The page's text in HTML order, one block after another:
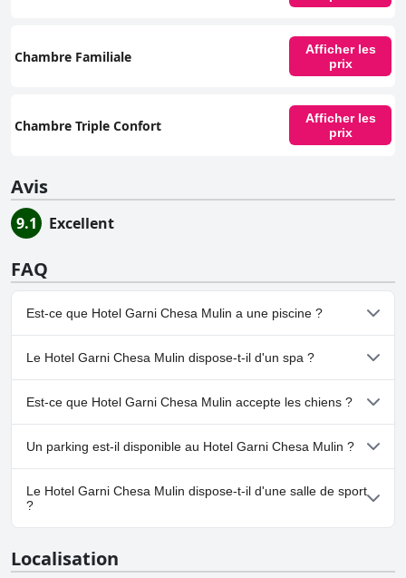
Chambre Familiale
Afficher les
prix
Chambre Triple Confort
Afficher les
prix
Avis
9.1 Excellent
FAQ
Est-ce que Hotel Garni Chesa Mulin a une piscine ?
Non, Hotel Garni Chesa Mulin n'a pas de piscine.
Le Hotel Garni Chesa Mulin dispose-t-il d'un spa ?
Non, il n'y a pas de spa à Hotel Garni Chesa Mulin.
Est-ce que Hotel Garni Chesa Mulin accepte les chiens ?
Non, Hotel Garni Chesa Mulin n'accepte pas les chiens.
Un parking est-il disponible au Hotel Garni Chesa Mulin ?
Oui, un parking est disponible à Hotel Garni Chesa Mulin.
Le Hotel Garni Chesa Mulin dispose-t-il d'une salle de sport
?
Localisation